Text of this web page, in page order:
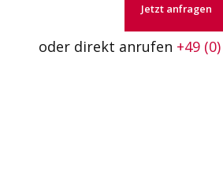
Jetzt anfragen
oder direkt anrufen +49